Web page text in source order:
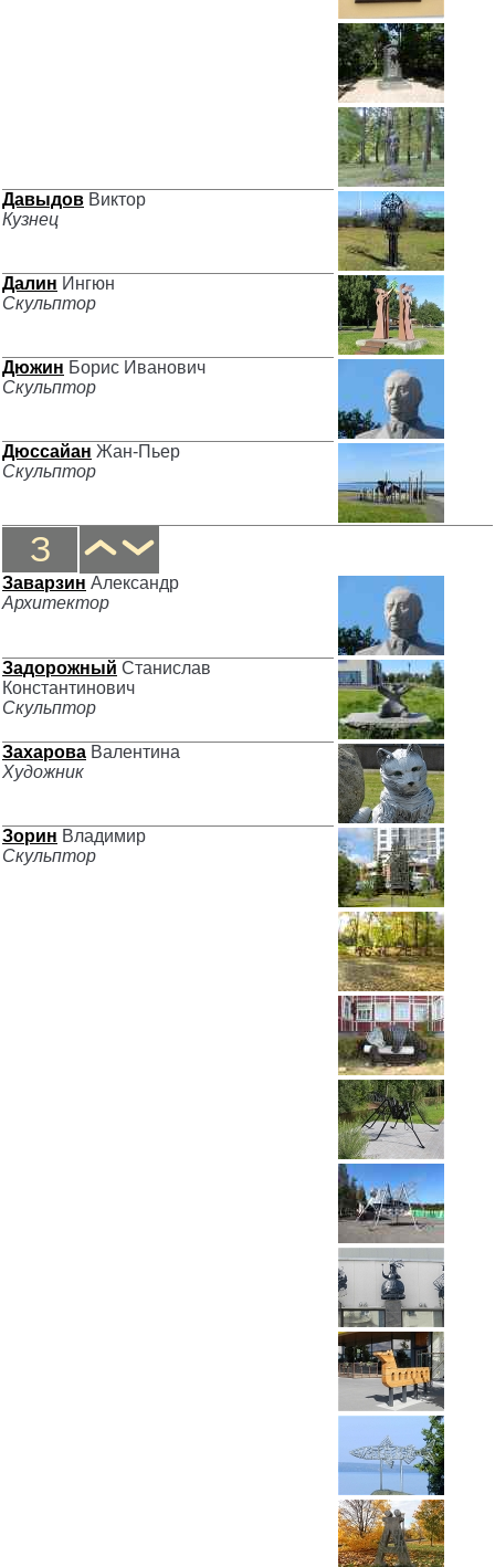
Давыдов Виктор
Кузнец
Далин Ингюн
Скульптор
Дюжин Борис Иванович
Скульптор
Дюссайан Жан-Пьер
Скульптор
З
Заварзин Александр
Архитектор
Задорожный Станислав
Константинович
Скульптор
Захарова Валентина
Художник
Зорин Владимир
Скульптор